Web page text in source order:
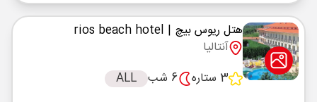
هتل ریوس بیچ | rios beach hotel
آنتالیا
3 ستاره
6 شب ALL